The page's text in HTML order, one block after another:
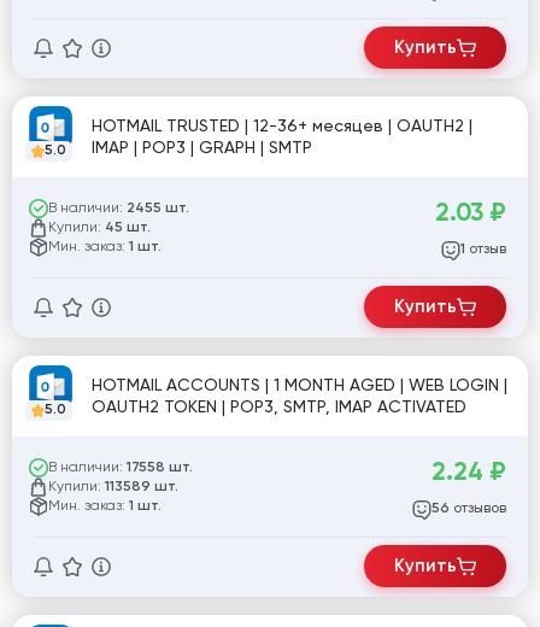
Купить
5.0
HOTMAIL TRUSTED | 12-36+ месяцев | OAUTH2 |
IMAP | POP3 | GRAPH | SMTP
В наличии: 2455 шт.
Купили: 45 шт.
Мин. заказ: 1 шт.
2.03 ₽
1 отзыв
Купить
5.0
HOTMAIL ACCOUNTS | 1 MONTH AGED | WEB LOGIN |
OAUTH2 TOKEN | POP3, SMTP, IMAP ACTIVATED
В наличии: 17558 шт.
Купили: 113589 шт.
Мин. заказ: 1 шт.
2.24 ₽
56 отзывов
Купить